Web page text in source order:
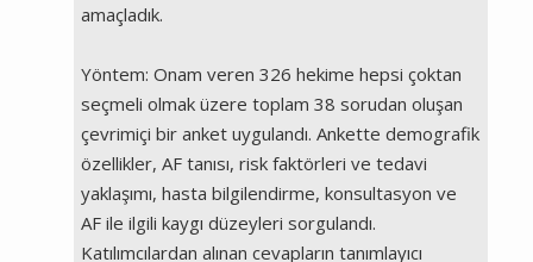
amaçladık.
Yöntem: Onam veren 326 hekime hepsi çoktan
seçmeli olmak üzere toplam 38 sorudan oluşan
çevrimiçi bir anket uygulandı. Ankette demografik
özellikler, AF tanısı, risk faktörleri ve tedavi
yaklaşımı, hasta bilgilendirme, konsultasyon ve
AF ile ilgili kaygı düzeyleri sorgulandı.
Katılımcılardan alınan cevapların tanımlayıcı